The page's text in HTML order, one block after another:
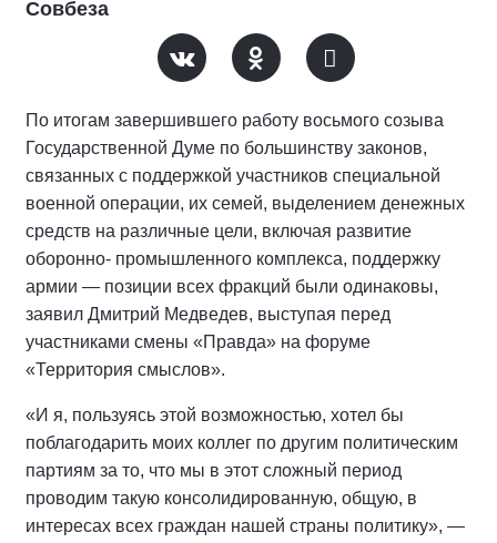
Совбеза
По итогам завершившего работу восьмого созыва
Государственной Думе по большинству законов,
связанных с поддержкой участников специальной
военной операции, их семей, выделением денежных
средств на различные цели, включая развитие
оборонно- промышленного комплекса, поддержку
армии — позиции всех фракций были одинаковы,
заявил Дмитрий Медведев, выступая перед
участниками смены «Правда» на форуме
«Территория смыслов».
«И я, пользуясь этой возможностью, хотел бы
поблагодарить моих коллег по другим политическим
партиям за то, что мы в этот сложный период
проводим такую консолидированную, общую, в
интересах всех граждан нашей страны политику», —